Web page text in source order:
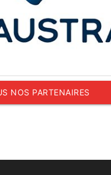
NOS PARTENAIRES